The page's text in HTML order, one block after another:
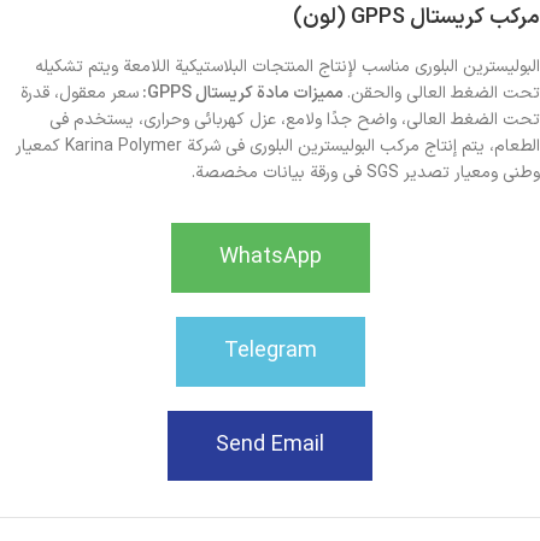
مركب كريستال GPPS (لون)
البوليسترين البلوري مناسب لإنتاج المنتجات البلاستيكية اللامعة ويتم تشكيله
تحت الضغط العالي والحقن. مميزات مادة كريستال GPPS:
سعر معقول، قدرة
تحت الضغط العالي، واضح جدًا ولامع، عزل كهربائي وحراري، يستخدم في
الطعام، يتم إنتاج مركب البوليسترين البلوري في شركة Karina Polymer كمعيار
وطني ومعيار تصدير SGS في ورقة بيانات مخصصة.
WhatsApp
Telegram
Send Email